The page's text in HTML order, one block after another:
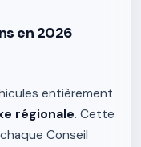
en 2026
entièrement
régionale. Cette
Conseil